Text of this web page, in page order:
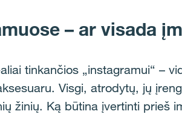
– ar visada
tinkančios „instagramui“ –
Visgi, atrodytų, jų
žinių. Ką būtina įvertinti prieš